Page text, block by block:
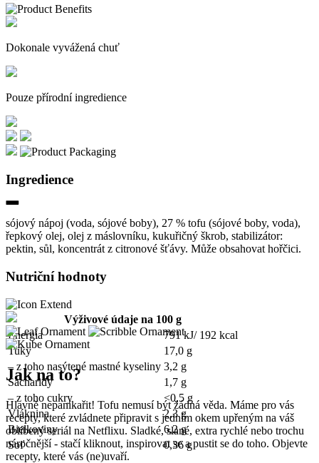
Dokonale vyvážená chuť
Pouze přírodní ingredience
Ingredience
sójový nápoj (voda, sójové boby), 27 % tofu (sójové boby, voda),
řepkový olej, olej z máslovníku, kukuřičný škrob, stabilizátor:
pektin, sůl, koncentrát z citronové šťávy. Může obsahovat hořčici.
Nutriční hodnoty
Výživové údaje na 100 g
Energia
791 kJ/ 192 kcal
Tuky
17,0 g
– z toho nasýtené mastné kyseliny 3,2 g
Sacharidy
1,7 g
– z toho cukry
<0,5 g
Vláknina
2,3 g
Bielkoviny
6,2 g
Soľ
0,36 g
Jak na to?
Hlavně nepanikařit! Tofu nemusí být žádná věda. Máme pro vás
recepty, které zvládnete připravit s jedním okem upřeným na váš
oblíbený seriál na Netflixu. Sladké, slané, extra rychlé nebo trochu
náročnější - stačí kliknout, inspirovat se a pustit se do toho. Objevte
recepty, které vás (ne)uvaří.